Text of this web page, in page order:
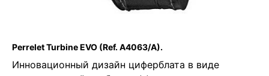
Perrelet Turbine EVO (Ref. A4063/A).
Инновационный дизайн циферблата в виде